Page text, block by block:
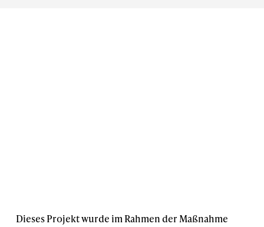
Dieses Projekt wurde im Rahmen der Maßnahme